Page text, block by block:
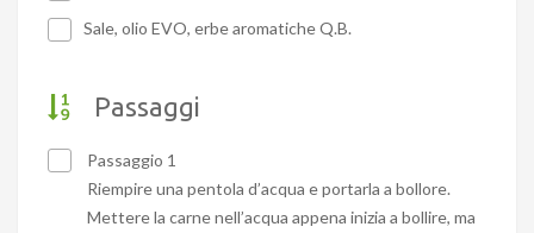
Sale, olio EVO, erbe aromatiche Q.B.
Passaggi
Passaggio 1
Riempire una pentola d’acqua e portarla a bollore.
Mettere la carne nell’acqua appena inizia a bollire, ma